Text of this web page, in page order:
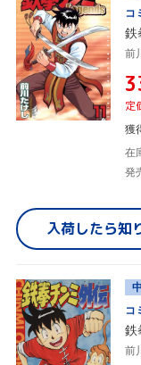
コ
鉄
前
定
獲
在
発
入荷したら知
コ
鉄
前